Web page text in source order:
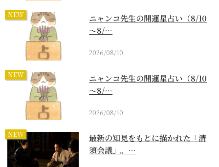
NEW
ニャンコ先生の開運星占い（8/10
～8/…
2026/08/10
NEW
ニャンコ先生の開運星占い（8/10
～8/…
2026/08/10
NEW
最新の知見をもとに描かれた「清
須会議」。…